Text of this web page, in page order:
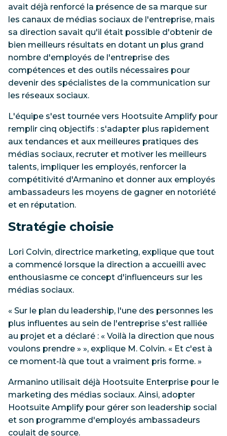
avait déjà renforcé la présence de sa marque sur
les canaux de médias sociaux de l'entreprise, mais
sa direction savait qu'il était possible d'obtenir de
bien meilleurs résultats en dotant un plus grand
nombre d'employés de l'entreprise des
compétences et des outils nécessaires pour
devenir des spécialistes de la communication sur
les réseaux sociaux.
L'équipe s'est tournée vers Hootsuite Amplify pour
remplir cinq objectifs : s'adapter plus rapidement
aux tendances et aux meilleures pratiques des
médias sociaux, recruter et motiver les meilleurs
talents, impliquer les employés, renforcer la
compétitivité d'Armanino et donner aux employés
ambassadeurs les moyens de gagner en notoriété
et en réputation.
Stratégie choisie
Lori Colvin, directrice marketing, explique que tout
a commencé lorsque la direction a accueilli avec
enthousiasme ce concept d'influenceurs sur les
médias sociaux.
« Sur le plan du leadership, l'une des personnes les
plus influentes au sein de l'entreprise s'est ralliée
au projet et a déclaré : « Voilà la direction que nous
voulons prendre » », explique M. Colvin. « Et c'est à
ce moment-là que tout a vraiment pris forme. »
Armanino utilisait déjà Hootsuite Enterprise pour le
marketing des médias sociaux. Ainsi, adopter
Hootsuite Amplify pour gérer son leadership social
et son programme d'employés ambassadeurs
coulait de source.